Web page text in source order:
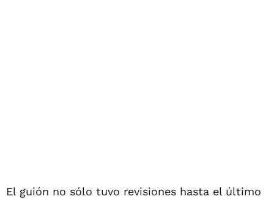
El guión no sólo tuvo revisiones hasta el último